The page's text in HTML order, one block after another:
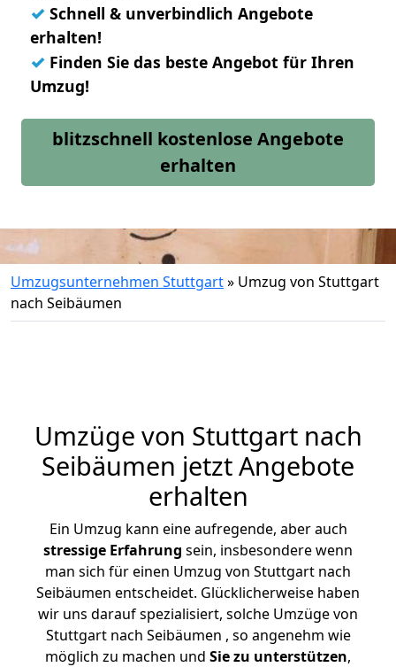
✓ Schnell & unverbindlich Angebote
erhalten!
✓ Finden Sie das beste Angebot für Ihren
Umzug!
blitzschnell kostenlose Angebote
erhalten
Umzugsunternehmen Stuttgart» Umzug von Stuttgart
nach Seibäumen
Umzüge von Stuttgart nach
Seibäumen jetzt Angebote
erhalten
Ein Umzug kann eine aufregende, aber auch
stressige Erfahrung sein, insbesondere wenn
man sich für einen Umzug von Stuttgart nach
Seibäumen entscheidet. Glücklicherweise haben
wir uns darauf spezialisiert, solche Umzüge von
Stuttgart nach Seibäumen , so angenehm wie
möglich zu machen und Sie zu unterstützen,